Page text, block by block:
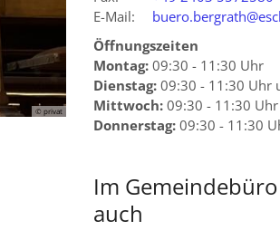
© privat
E-Mail:
Öffnungszeiten
Montag: 09:30 - 11:30 Uhr
Dienstag: 09:30 - 11:30 Uhr
Mittwoch: 09:30 - 11:30 Uhr
Donnerstag: 09:30 - 11:30
Im
auch